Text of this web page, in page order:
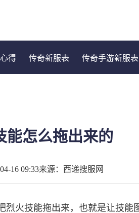
得 传奇新服表 传奇手游新服表
能怎么拖出来的
16 09:33来源：西递搜服网
火技能拖出来，也就是让技能